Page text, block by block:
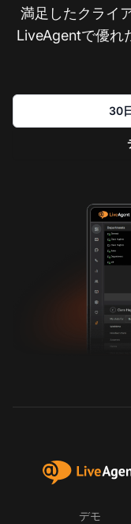
満足したクライ
LiveAgentで優れ
30
デモ